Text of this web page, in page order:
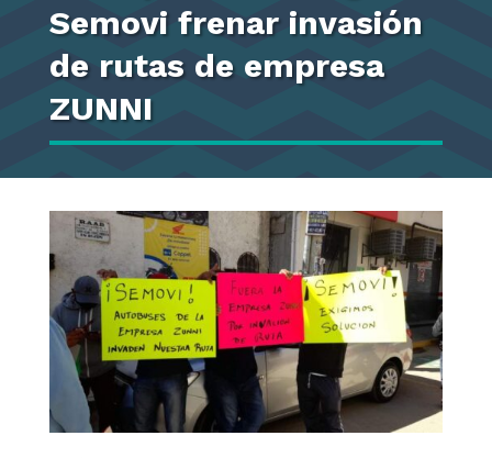
Semovi frenar invasión
de rutas de empresa
ZUNNI